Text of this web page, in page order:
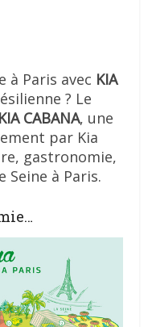
à Paris avec KIA
? Le
KIA CABANA, une
par Kia
gastronomie,
Seine à Paris.